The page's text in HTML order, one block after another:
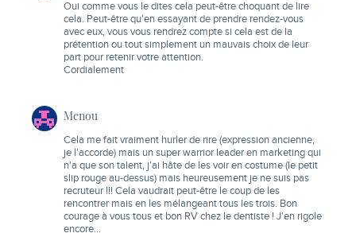
Oui comme vous le dites cela peut-être choquant de lire
cela. Peut-être qu'en essayant de prendre rendez-vous
avec eux, vous vous rendrez compte si cela est de la
prétention ou tout simplement un mauvais choix de leur
part pour retenir votre attention.
Cordialement
Menou
Cela me fait vraiment hurler de rire (expression ancienne,
je l'accorde) mais un super warrior leader en marketing qui
n'a que son talent, j'ai hâte de les voir en costume (le petit
slip rouge au-dessus) mais heureusement je ne suis pas
recruteur !!! Cela vaudrait peut-être le coup de les
rencontrer mais en les mélangeant tous les trois. Bon
courage à vous tous et bon RV chez le dentiste ! J'en rigole
encore…